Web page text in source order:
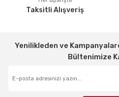
Taksitli Alışveriş
Yenilikleden ve
Bültenimize